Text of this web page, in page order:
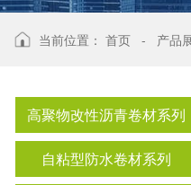
当前位置： 首页 - 产品
高聚物改性沥青卷材系列
自粘型防水卷材系列